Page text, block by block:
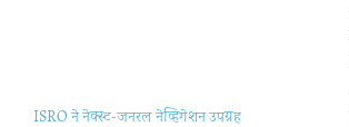
ISRO ने नेक्स्ट-जनरल नेव्हिगेशन उपग्रह